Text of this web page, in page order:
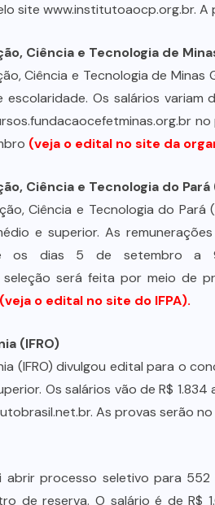
site www.institutoaocp.org.br. A
Ciência e Tecnologia de
Ciência e Tecnologia de Minas
Os salários variam
(veja o edital no site da
Ciência e Tecnologia do Pará
Ciência e Tecnologia do
e superior. As
os dias 5 de setembro a
seleção será feita por meio
(veja o edital no site do IFPA).
(IFRO)
(IFRO) divulgou edital para o
Os salários vão de R$
As provas serão no
processo seletivo para
de reserva. O salário é de R$
DE 2026